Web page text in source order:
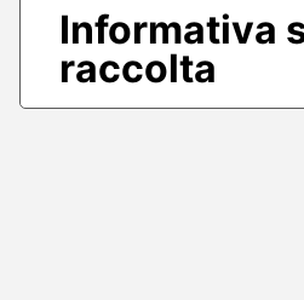
Informativa
raccolta